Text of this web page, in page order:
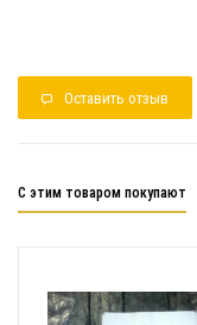
Оставить отзыв
С этим товаром покупают